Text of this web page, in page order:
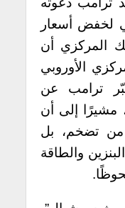
لخفض أسعار
المركزي أن
الأوروبي
ترامب عن
مشيرًا إلى أن
من تضخم، بل
والطاقة